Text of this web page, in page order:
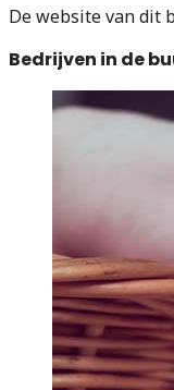
De website van dit
Bedrijven in de